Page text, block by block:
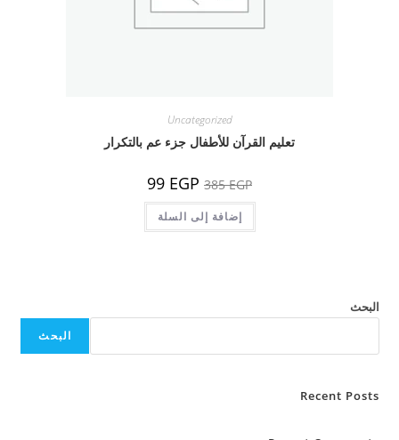
Uncategorized
تعليم القرآن للأطفال جزء عم بالتكرار
385EGP السعر
الأصلي
هو:
385 EGP.
99 EGP
هو:
إضافة إلى السلة
البحث
البحث
Recent Posts